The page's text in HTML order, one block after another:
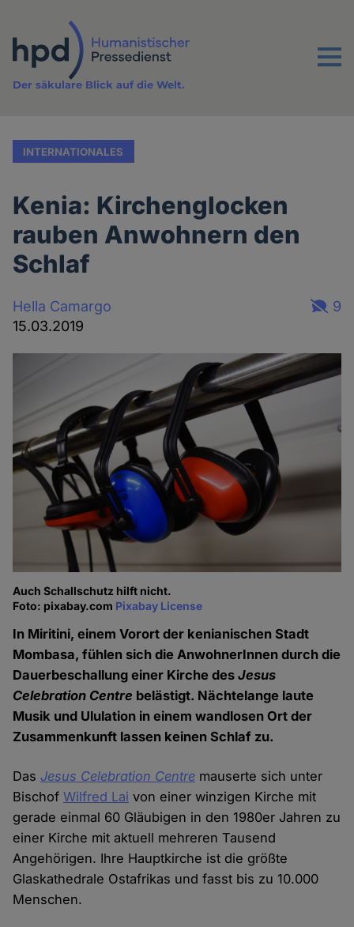
Inhalt
Menu
Der säkulare Blick auf die Welt.
INTERNATIONALES
Kenia: Kirchenglocken
rauben Anwohnern den
Schlaf
Hella Camargo
15.03.2019
9
Auch Schallschutz hilft nicht.
Foto: pixabay.com Pixabay License
In Miritini, einem Vorort der kenianischen Stadt
Mombasa, fühlen sich die AnwohnerInnen durch die
Dauerbeschallung einer Kirche desJesus
Celebration Centre belästigt. Nächtelange laute
Musik und Ululation in einem wandlosen Ort der
Zusammenkunft lassen keinen Schlaf zu.
DasJesus Celebration Centre mauserte sich unter
BischofWilfred Lai von einer winzigen Kirche mit
gerade einmal 60 Gläubigen in den 1980er Jahren zu
einer Kirche mit aktuell mehreren Tausend
Angehörigen. Ihre Hauptkirche ist die größte
Glaskathedrale Ostafrikas und fasst bis zu 10.000
Menschen.